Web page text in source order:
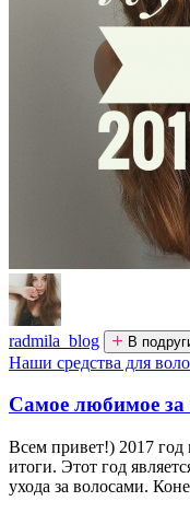
radmila_blog В
Наши средства для
Самое любимое за
Всем привет!) 2017 год
итоги. Этот год
ухода за волосами.